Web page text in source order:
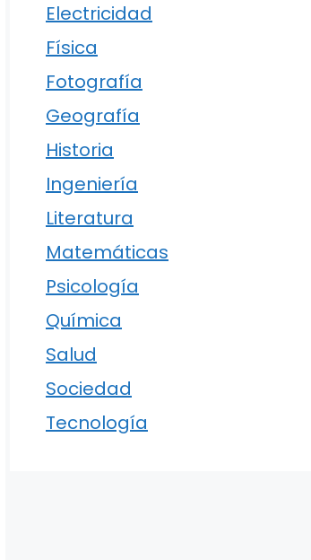
Electricidad
Física
Fotografía
Geografía
Historia
Ingeniería
Literatura
Matemáticas
Psicología
Química
Salud
Sociedad
Tecnología